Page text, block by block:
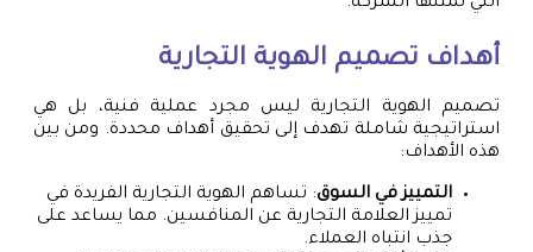
أهداف تصميم الهوية التجارية
تصميم الهوية التجارية ليس مجرد عملية فنية، بل هي
استراتيجية شاملة تهدف إلى تحقيق أهداف محددة. ومن بين
هذه الأهداف:
التمييز في السوق: تساهم الهوية التجارية الفريدة في
تمييز العلامة التجارية عن المنافسين. مما يساعد على
جذب انتباه العملاء.